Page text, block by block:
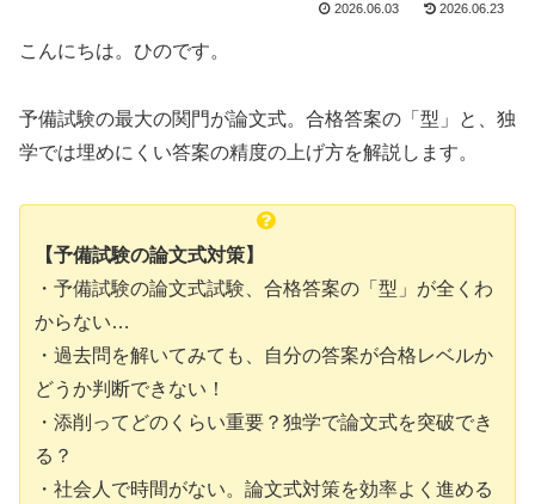
2026.06.03 2026.06.23
こんにちは。ひのです。
予備試験の最大の関門が論文式。合格答案の「型」と、独
学では埋めにくい答案の精度の上げ方を解説します。
【予備試験の論文式対策】
・予備試験の論文式試験、合格答案の「型」が全くわ
からない…
・過去問を解いてみても、自分の答案が合格レベルか
どうか判断できない！
・添削ってどのくらい重要？独学で論文式を突破でき
る？
・社会人で時間がない。論文式対策を効率よく進める